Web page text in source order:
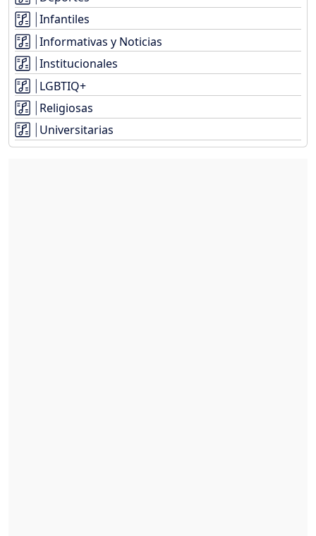
Infantiles
Informativas y Noticias
Institucionales
LGBTIQ+
Religiosas
Universitarias